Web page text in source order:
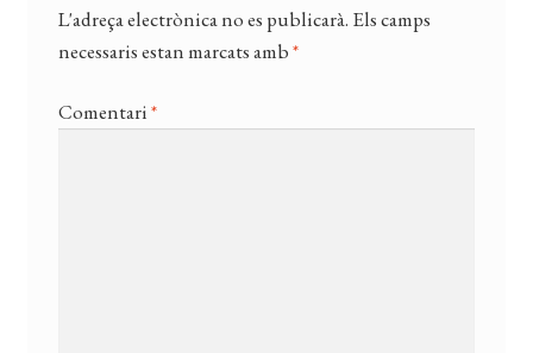
L'adreça electrònica no es publicarà. Els camps
necessaris estan marcats amb*
Comentari*